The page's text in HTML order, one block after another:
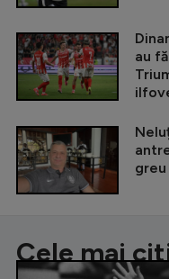
au
greu
Cele mai